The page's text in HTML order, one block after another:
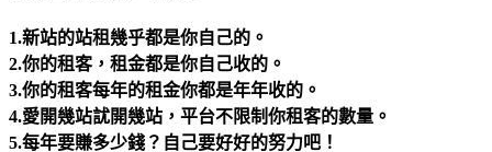
1.新站的站租幾乎都是你自己的。
2.你的租客，租金都是你自己收的。
3.你的租客每年的租金你都是年年收的。
4.愛開幾站訧開幾站，平台不限制你租客的數量。
5.每年要賺多少錢？自己要好好的努力吧！